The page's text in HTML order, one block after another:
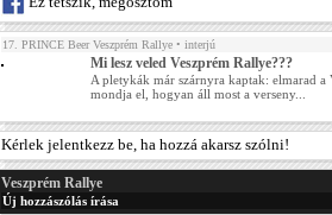
17. PRINCE Beer Veszprém Rallye • interjú
Mi lesz veled Veszprém Rallye???
A pletykák már szárnyra kaptak: elmarad a
mondja el, hogyan áll most a verseny...
Kérlek jelentkezz be, ha hozzá akarsz szólni!
Veszprém Rallye
Új hozzászólás írása